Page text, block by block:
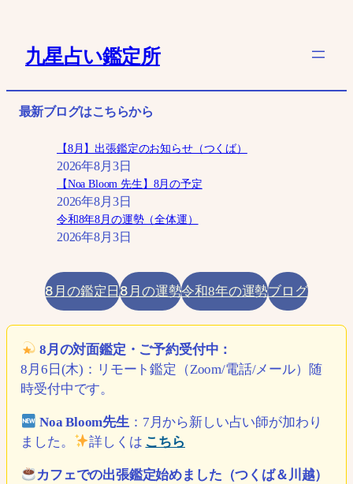
キ
九星占い鑑定所
最新ブログはこちらから
【8月】出張鑑定のお知らせ（つくば）
2026年8月3日
【Noa Bloom 先生】8月の予定
2026年8月3日
令和8年8月の運勢（全体運）
2026年8月3日
8月の鑑定日8月の運勢令和8年の運勢ブログ
8月の対面鑑定・ご予約受付中：
8月6日(木)：リモート鑑定（Zoom/電話/メール）随
時受付中です。
Noa Bloom先生：7月から新しい占い師が加わり
ました。
詳しくは こちら
カフェでの出張鑑定始めました（つくば＆川越）